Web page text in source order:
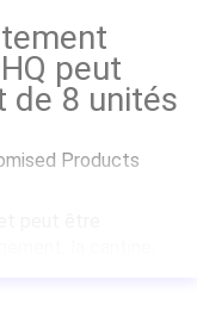
peut
de 8 unités
Products
peut être
le